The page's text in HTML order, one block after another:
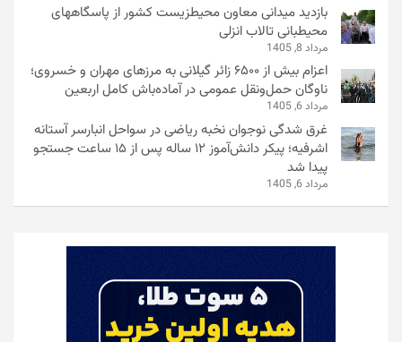
بازدید میدانی معاون محیطزیست کشور از پاسگاههای
محیطبانی تالاب انزلی
مرداد 8, 1405
اعزام بیش از ۶۵۰۰ زائر گیلانی به مرزهای مهران و خسروی؛
ناوگان حمل‌ونقل عمومی در آماده‌باش کامل اربعین
مرداد 6, 1405
غرق شدگی نوجوان نخبه ریاضی در سواحل انبارسر آستانه
اشرفیه؛ پیکر دانش‌آموز ۱۲ ساله پس از ۱۵ ساعت جستجو
پیدا شد
مرداد 6, 1405